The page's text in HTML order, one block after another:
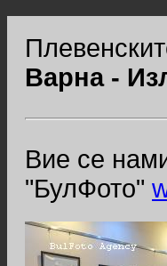
Варна -
Вие се
"БулФото"